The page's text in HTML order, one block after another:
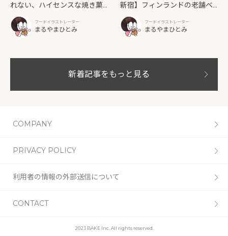
れない、ハイセンスな焼き菓
子「SUN3C（サンサンク）」
フードイラストレーター
まるやまひとみ
新宿】フィンランドの老舗ベ
ーカリーカフェが日本上陸！
「Ekberg（エクベリ）」
フードイラストレーター
まるやまひとみ
新着記事をもっと見る
COMPANY
PRIVACY POLICY
利用者の情報の外部送信について
CONTACT
2023 BAKE Inc. All rights reserved.